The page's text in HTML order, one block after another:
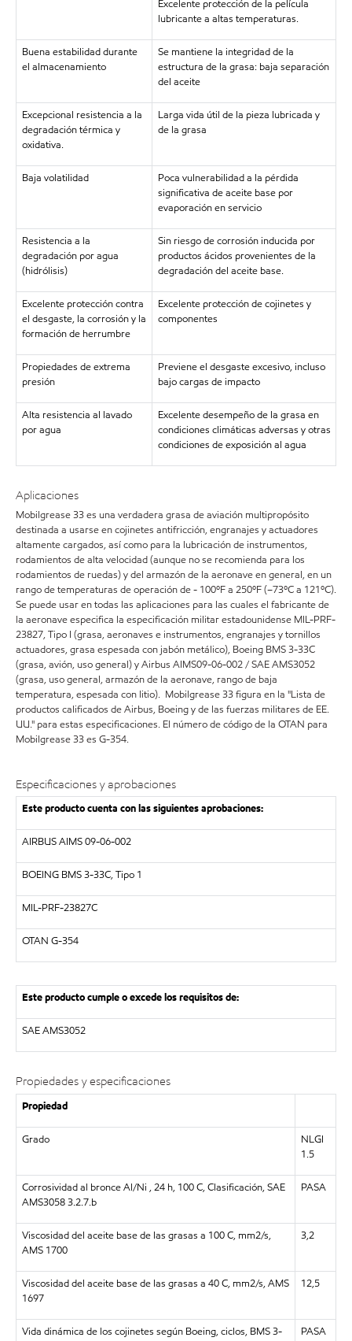
Excelente protección de la película
lubricante a altas temperaturas.
Buena estabilidad durante
el almacenamiento
Se mantiene la integridad de la
estructura de la grasa: baja separación
del aceite
Excepcional resistencia a la
degradación térmica y
oxidativa.
Larga vida útil de la pieza lubricada y
de la grasa
Baja volatilidad
Poca vulnerabilidad a la pérdida
significativa de aceite base por
evaporación en servicio
Resistencia a la
degradación por agua
(hidrólisis)
Sin riesgo de corrosión inducida por
productos ácidos provenientes de la
degradación del aceite base.
Excelente protección contra
el desgaste, la corrosión y la
formación de herrumbre
Excelente protección de cojinetes y
componentes
Propiedades de extrema
presión
Previene el desgaste excesivo, incluso
bajo cargas de impacto
Alta resistencia al lavado
por agua
Excelente desempeño de la grasa en
condiciones climáticas adversas y otras
condiciones de exposición al agua
Aplicaciones
Mobilgrease 33 es una verdadera grasa de aviación multipropósito
destinada a usarse en cojinetes antifricción, engranajes y actuadores
altamente cargados, así como para la lubricación de instrumentos,
rodamientos de alta velocidad (aunque no se recomienda para los
rodamientos de ruedas) y del armazón de la aeronave en general, en un
rango de temperaturas de operación de - 100ºF a 250ºF (–73ºC a 121ºC).
Se puede usar en todas las aplicaciones para las cuales el fabricante de
la aeronave especifica la especificación militar estadounidense MIL-PRF-
23827, Tipo I (grasa, aeronaves e instrumentos, engranajes y tornillos
actuadores, grasa espesada con jabón metálico), Boeing BMS 3-33C
(grasa, avión, uso general) y Airbus AIMS09-06-002 / SAE AMS3052
(grasa, uso general, armazón de la aeronave, rango de baja
temperatura, espesada con litio). Mobilgrease 33 figura en la "Lista de
productos calificados de Airbus, Boeing y de las fuerzas militares de EE.
UU." para estas especificaciones. El número de código de la OTAN para
Mobilgrease 33 es G-354.
Especificaciones y aprobaciones
Este producto cuenta con las siguientes aprobaciones:
AIRBUS AIMS 09-06-002
BOEING BMS 3-33C, Tipo 1
MIL-PRF-23827C
OTAN G-354
Este producto cumple o excede los requisitos de:
SAE AMS3052
Propiedades y especificaciones
Propiedad
Grado
NLGI
1.5
Corrosividad al bronce Al/Ni , 24 h, 100 C, Clasificación, SAE
AMS3058 3.2.7.b
PASA
Viscosidad del aceite base de las grasas a 100 C, mm2/s,
AMS 1700
3,2
Viscosidad del aceite base de las grasas a 40 C, mm2/s, AMS
1697
12,5
Vida dinámica de los cojinetes según Boeing, ciclos, BMS 3-
PASA